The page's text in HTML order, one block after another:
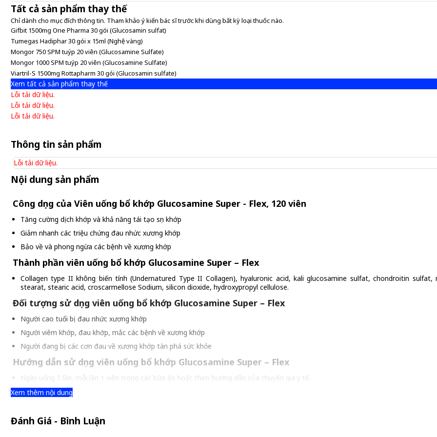
Tất cả sản phẩm thay thế
Chỉ dành cho mục đích thông tin. Tham khảo ý kiến bác sĩ trước khi dùng bất kỳ loại thuốc nào.
Gifbit 1500mg One Pharma 30 gói (Glucosamin sulfat)
Tumegas Hadiphar 30 gói x 15ml (Nghệ vàng)
Mongor 750 SPM tuýp 20 viên (Glucosamine Sulfate)
Mongor 1000 SPM tuýp 20 viên (Glucosamine Sulfate)
Viartril-S 1500mg Rottapharm 30 gói (Glucosamin sulfate)
Xem tất cả sản phẩm thay thế
Lỗi tải dữ liệu.
Lỗi tải dữ liệu.
Lỗi tải dữ liệu.
Thông tin sản phẩm
Lỗi tải dữ liệu.
Nội dung sản phẩm
Công dụng của Viên uống bổ khớp Glucosamine Super - Flex, 120 viên
Tăng cường dịch khớp và khả năng tái tạo sụn khớp
Giảm nhanh các triệu chứng đau nhức xương khớp
Bảo về và phong ngừa các bệnh về xương khớp
Thành phần viên uống bổ khớp Glucosamine Super – Flex
Collagen type II không biến tính (Undernatured Type II Collagen), hyaluronic acid, kali glucosamine sulfat, chondroitin
stearat, stearic acid, croscarmellose Sodium, silicon dioxide, hydroxypropyl cellulose.
Đối tượng sử dụng viên uống bổ khớp Glucosamine Super – Flex
Người cao tuổi bị đau nhức xương khớp
Người viêm khớp, đau khớp, mắc các bệnh về xương khớp
Người đang bị các cơn đau về xương khớp tàn phá sức khỏe
Hướng dẫn sử dụng viên uống bổ khớp Glucosamine Super – Flex
Ngày uống 3 lần, mỗi lần 1 viên trong các bữa ăn hoặc theo hướng dẫn của chuyên gia y tế.
Lưu ý
Xem thêm nội dung
Đánh Giá - Bình Luận